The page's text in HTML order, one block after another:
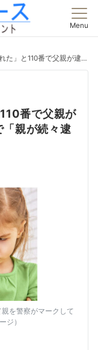
Menu
しつけ」「ケンカ」で「親が続々逮捕される」の恐怖
番で父親が
親が続々逮
を警察がマークして
ジ）